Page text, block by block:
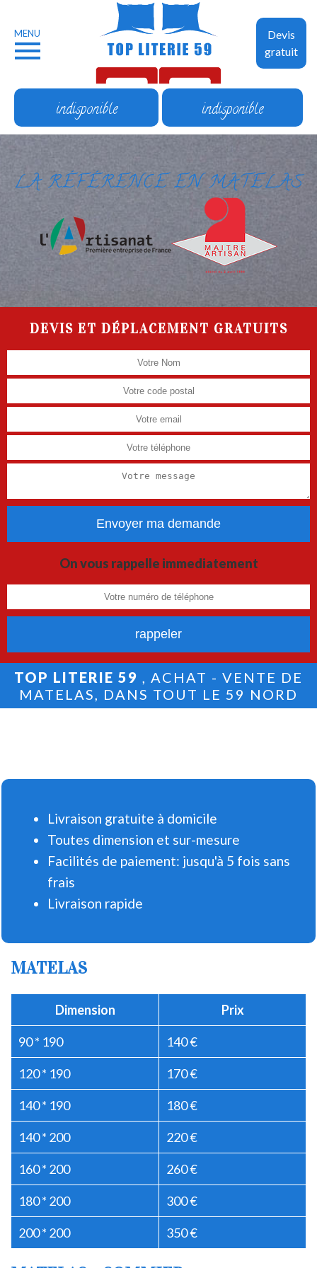
Devis
gratuit
MENU
indisponible indisponible
LA RÉFÉRENCE EN MATELAS
DEVIS ET DÉPLACEMENT GRATUITS
On vous rappelle immediatement
TOP LITERIE 59 , ACHAT - VENTE DE
MATELAS, DANS TOUT LE 59 NORD
Livraison gratuite à domicile
Toutes dimension et sur-mesure
Facilités de paiement: jusqu'à 5 fois sans
frais
Livraison rapide
MATELAS
Dimension Prix
90 * 190 140 €
120 * 190 170 €
140 * 190 180 €
140 * 200 220 €
160 * 200 260 €
180 * 200 300 €
200 * 200 350 €